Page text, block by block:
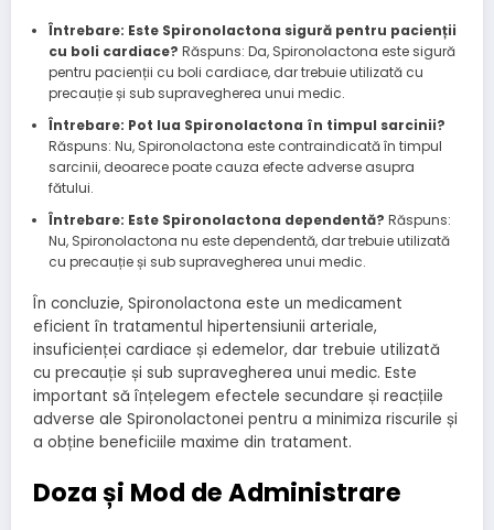
Întrebare: Este Spironolactona sigură pentru pacienții
cu boli cardiace? Răspuns: Da, Spironolactona este sigură
pentru pacienții cu boli cardiace, dar trebuie utilizată cu
precauție și sub supravegherea unui medic.
Întrebare: Pot lua Spironolactona în timpul sarcinii?
Răspuns: Nu, Spironolactona este contraindicată în timpul
sarcinii, deoarece poate cauza efecte adverse asupra
fătului.
Întrebare: Este Spironolactona dependentă? Răspuns:
Nu, Spironolactona nu este dependentă, dar trebuie utilizată
cu precauție și sub supravegherea unui medic.
În concluzie, Spironolactona este un medicament
eficient în tratamentul hipertensiunii arteriale,
insuficienței cardiace și edemelor, dar trebuie utilizată
cu precauție și sub supravegherea unui medic. Este
important să înțelegem efectele secundare și reacțiile
adverse ale Spironolactonei pentru a minimiza riscurile și
a obține beneficiile maxime din tratament.
Doza și Mod de Administrare